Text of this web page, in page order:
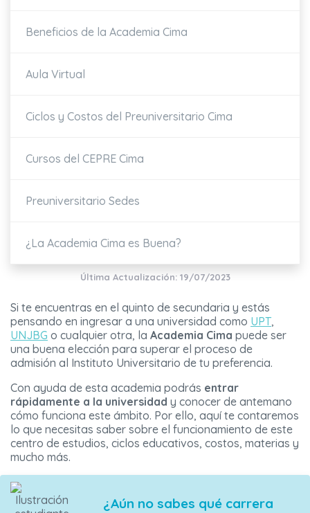
Beneficios de la Academia Cima
Aula Virtual
Ciclos y Costos del Preuniversitario Cima
Cursos del CEPRE Cima
Preuniversitario Sedes
¿La Academia Cima es Buena?
Última Actualización: 19/07/2023
Si te encuentras en el quinto de secundaria y estás
pensando en ingresar a una universidad como UPT,
UNJBG o cualquier otra, la Academia Cima puede ser
una buena elección para superar el proceso de
admisión al Instituto Universitario de tu preferencia.
Con ayuda de esta academia podrás entrar
rápidamente a la universidad y conocer de antemano
cómo funciona este ámbito. Por ello, aquí te contaremos
lo que necesitas saber sobre el funcionamiento de este
centro de estudios, ciclos educativos, costos, materias y
mucho más.
¿Aún no sabes qué carrera